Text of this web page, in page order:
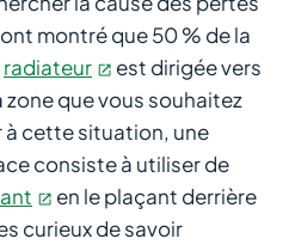
montré que 50 % de la
radiateur
est dirigée vers
que vous souhaitez
à cette situation, une
consiste à utiliser de
en le plaçant derrière
curieux de savoir